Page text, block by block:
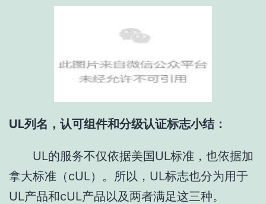
UL列名，认可组件和分级认证标志小结：
UL的服务不仅依据美国UL标准，也依据加
拿大标准（cUL）。所以，UL标志也分为用于
UL产品和cUL产品以及两者满足这三种。